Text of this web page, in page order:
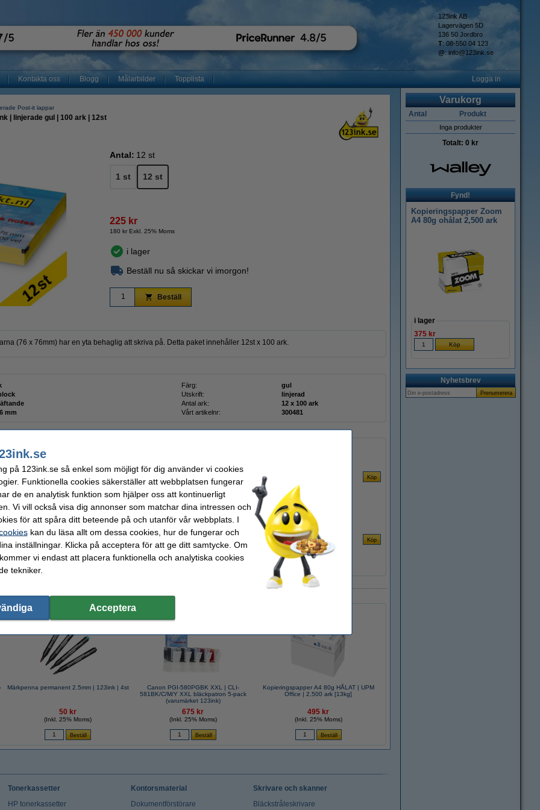
123ink AB
Lagervägen 5D
136 50 Jordbro
T: 08-550 04 123
@: info@123ink.se
Kontakta oss Blogg Målarbilder Topplista Logga in
Post-it lappar
| linjerade gul | 100 ark | 12st
Antal: 12 st
1 st 12 st
225 kr
180 kr Exkl. 25% Moms
i lager
Beställ nu så skickar vi imorgon!
Beställ
(76 x 76mm) har en yta behaglig att skriva på. Detta paket innehåller 12st x 100 ark.
Färg:
gul
Utskrift:
linjerad
Antal ark:
12 x 100 ark
x 76 mm Vårt artikelnr: 300481
| gul | 10st
Energel BL107 | blå
ofta även dessa produkter!
Märkpenna permanent 2.5mm | 123ink | 4st
50 kr
(Inkl. 25% Moms)
Canon PGI-580PGBK XXL | CLI-
581BK/C/M/Y XXL bläckpatron 5-pack
(varumärket 123ink)
675 kr
(Inkl. 25% Moms)
Kopieringspapper A4 80g HÅLAT | UPM
Office | 2,500 ark [13kg]
495 kr
(Inkl. 25% Moms)
Varukorg
Antal Produkt
Inga produkter
Totalt: 0 kr
Fynd!
Kopieringspapper Zoom
A4 80g ohålat 2,500 ark
i lager
375 kr
Nyhetsbrev
Tonerkassetter
HP tonerkassetter
Kontorsmaterial
Dokumentförstörare
Skrivare och skanner
Bläckstråleskrivare
på 123ink.se så enkel som möjligt för dig använder vi cookies
Funktionella cookies säkerställer att webbplatsen fungerar
de en analytisk funktion som hjälper oss att kontinuerligt
Vi vill också visa dig annonser som matchar dina intressen och
för att spåra ditt beteende på och utanför vår webbplats. I
kan du läsa allt om dessa cookies, hur de fungerar och
inställningar. Klicka på acceptera för att ge ditt samtycke. Om
vi endast att placera funktionella och analytiska cookies
tekniker.
Acceptera